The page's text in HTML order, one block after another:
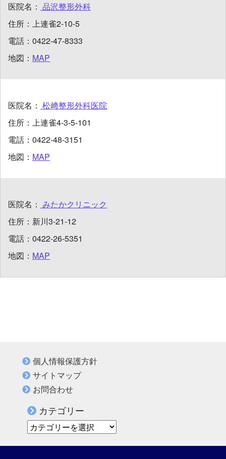
医院名： 品沢整形外科
住所： 上連雀2-10-5
電話： 0422-47-8333
地図： MAP
医院名： 松﨑整形外科医院
住所： 上連雀4-3-5-101
電話： 0422-48-3151
地図： MAP
医院名： みたかクリニック
住所： 新川3-21-12
電話： 0422-26-5351
地図： MAP
個人情報保護方針
サイトマップ
お問合わせ
カテゴリー
カテゴリー